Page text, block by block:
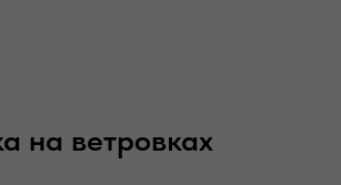
на ветровках